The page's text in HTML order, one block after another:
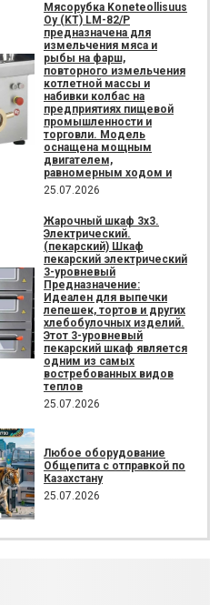
Мясорубка Koneteollisuus
Oy (KT)​ LM-82/P
предназначена для
измельчения мяса и
рыбы на фарш,
повторного измельчения
котлетной массы и
набивки колбас на
предприятиях пищевой
промышленности и
торговли. Модель
оснащена мощным
двигателем,
равномерным ходом и
25.07.2026
Жарочный шкаф 3х3.
Электрический.
(пекарский) Шкаф
пекарский электрический
3-уровневый
Предназначение:
Идеален для выпечки
лепешек, тортов и других
хлебобулочных изделий.
Этот 3-уровневый
пекарский шкаф является
одним из самых
востребованных видов
теплов
25.07.2026
Любое оборудование
Общепита с отправкой по
Казахстану
25.07.2026